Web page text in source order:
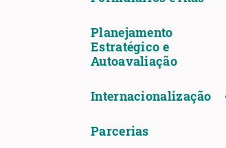
Planejamento
Estratégico e
Autoavaliação
Internacionalização
Parcerias